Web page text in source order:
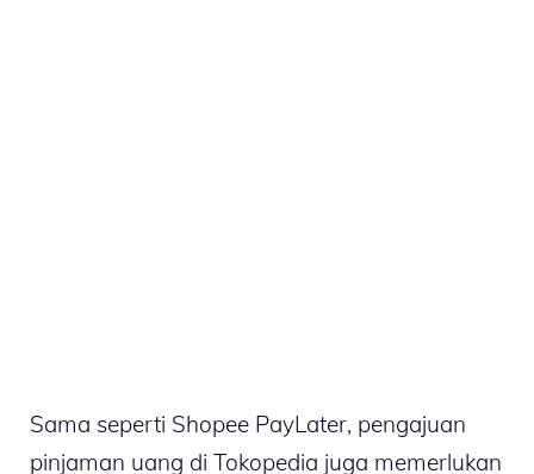
Sama seperti Shopee PayLater, pengajuan
pinjaman uang di Tokopedia juga memerlukan